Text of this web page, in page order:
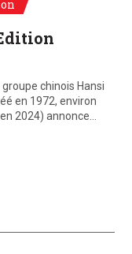
chinois Hansi
en 1972, environ
2024) annonce…